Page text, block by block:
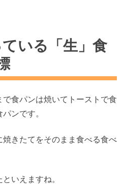
いる「生」食
食パンは焼いてトーストで食
ンです。
きたてをそのまま食べる食べ
いえますね。